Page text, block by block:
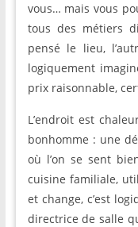
vous… mais vous
tous des métiers
pensé le lieu,
logiquement
prix raisonnable,
L’endroit est
bonhomme : une
où l’on se sent
cuisine familiale,
et change, c’est
directrice de salle